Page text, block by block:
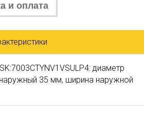
и оплата
диаметр
35 мм, ширина наружной